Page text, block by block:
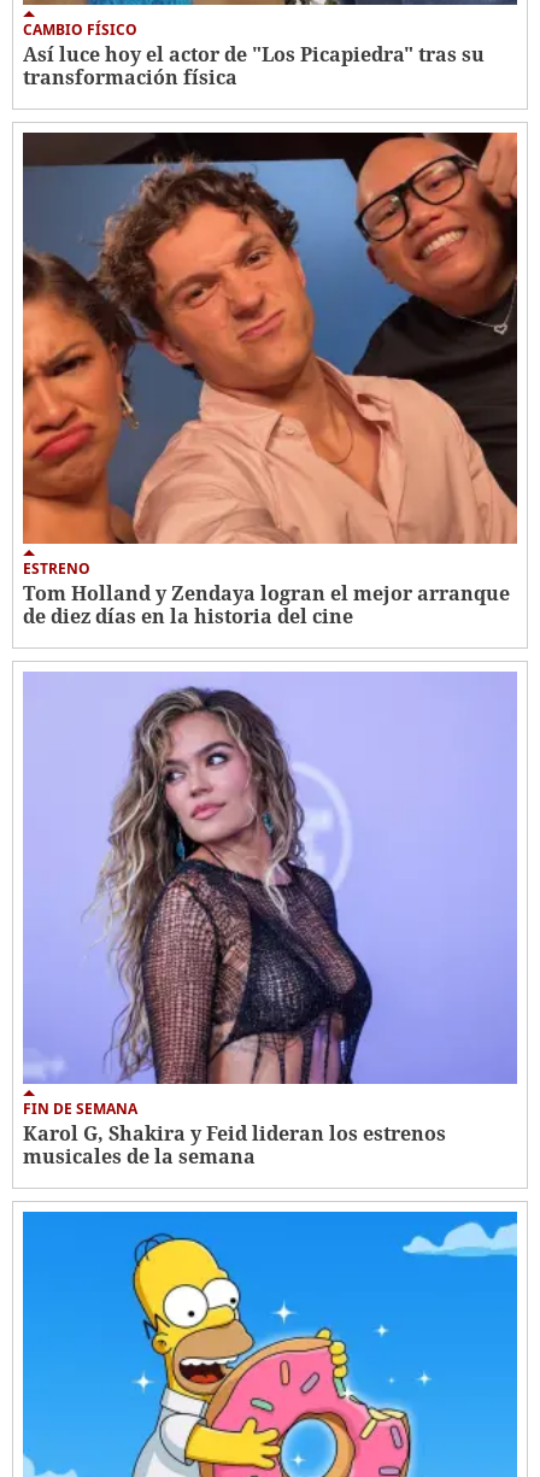
CAMBIO FÍSICO
Así luce hoy el actor de "Los Picapiedra" tras su
transformación física
ESTRENO
Tom Holland y Zendaya logran el mejor arranque
de diez días en la historia del cine
FIN DE SEMANA
Karol G, Shakira y Feid lideran los estrenos
musicales de la semana